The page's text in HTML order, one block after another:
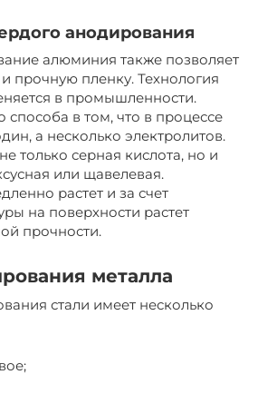
анодирования
алюминия также позволяет
прочную пленку. Технология
в промышленности.
способа в том, что в процессе
а несколько электролитов.
только серная кислота, но и
или щавелевая.
растет и за счет
на поверхности растет
прочности.
металла
стали имеет несколько